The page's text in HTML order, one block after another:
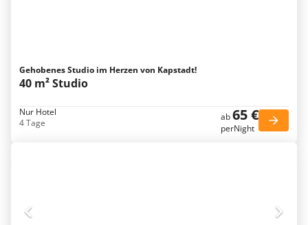
Gehobenes Studio im Herzen von Kapstadt!
40 m² Studio
Nur Hotel
4 Tage
ab65 €
perNight